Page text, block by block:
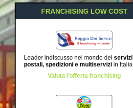
FRANCHISING LOW COST
Leader indiscusso nel mondo dei servizi
postali, spedizioni e multiserviziin Italia
Valuta l’offerta franchising